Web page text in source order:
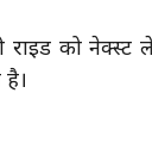
को नेक्स्ट